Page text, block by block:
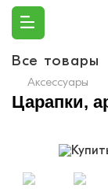
Все товары
Аксессуары
Царапки,